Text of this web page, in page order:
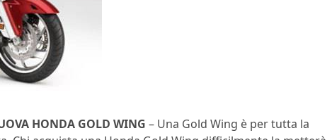
HONDA GOLD WING – Una Gold Wing è per tutta la